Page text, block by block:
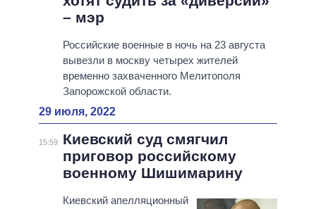
– мэр
Российские военные в ночь на 23 августа
вывезли в москву четырех жителей
временно захваченного Мелитополя
Запорожской области.
29 июля, 2022
15:59
Киевский суд смягчил
приговор российскому
военному Шишимарину
Киевский апелляционный